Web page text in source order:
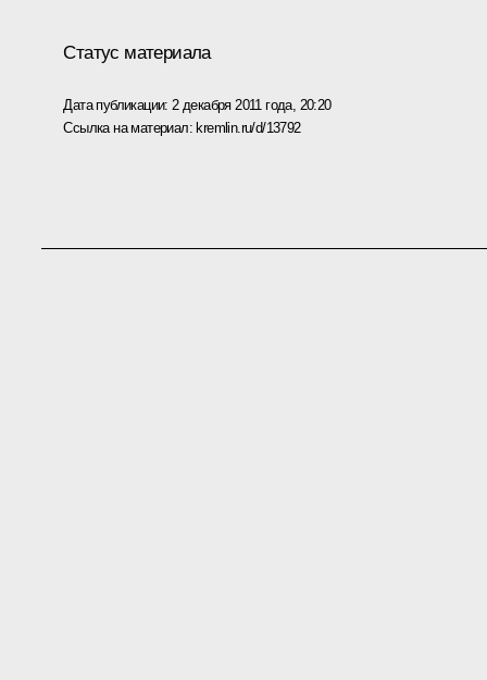
Статус материала
Дата публикации: 2 декабря 2011 года, 20:20
Ссылка на материал:kremlin.ru/d/13792